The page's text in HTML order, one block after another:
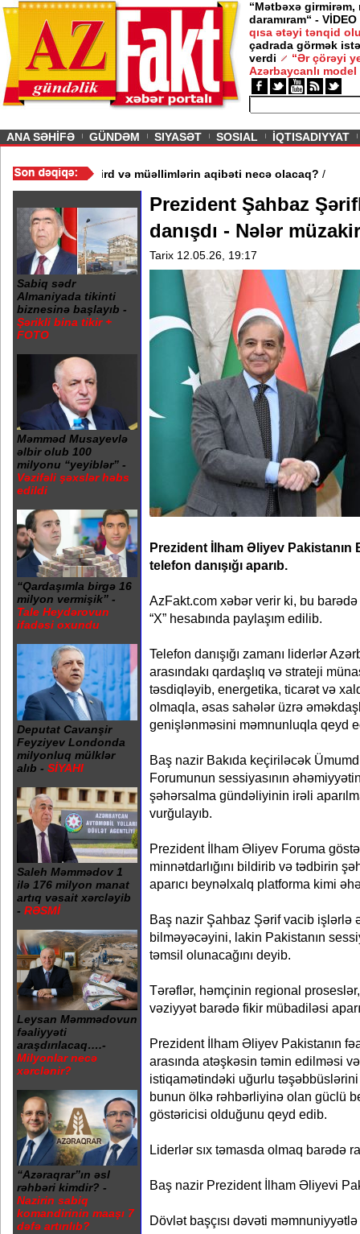
“Mətbəxə girmirəm,
daramıram“ - VİDEO
qısa ətəyi tənqid
çadrada görmək
verdi
“Ər çörəyi
Azərbaycanlı model
ANA SƏHİFƏ GÜNDƏM SIYASƏT SOSIAL İQTISADIYYAT
3 məktəb bağlandı - Şagird və müəllimlərin aqibəti necə olacaq?
Sabiq sədr
Almaniyada tikinti
biznesinə başlayıb -
Şərikli bina tikir +
FOTO
Məmməd Musayevlə
əlbir olub 100
milyonu “yeyiblər” -
Vəzifəli şəxslər həbs
edildi
“Qardaşımla birgə 16
milyon vermişik” -
Tale Heydərovun
ifadəsi oxundu
Deputat Cavanşir
Feyziyev Londonda
milyonluq mülklər
alıb - SİYAHI
Saleh Məmmədov 1
ilə 176 milyon manat
artıq vəsait xərcləyib
- RƏSMİ
Leysan Məmmədovun
fəaliyyəti
araşdırılacaq….-
Milyonlar necə
xərclənir?
“Azəraqrar”ın əsl
rəhbəri kimdir? -
Nazirin sabiq
komandirinin maaşı 7
dəfə artırılıb?
Prezident Şahbaz
danışdı - Nələr
Tarix 12.05.26, 19:17
Prezident İlham Əliyev Pakistanın
telefon danışığı aparıb.
AzFakt.com xəbər verir ki, bu
“X” hesabında paylaşım edilib.
Telefon danışığı zamanı liderlər
arasındakı qardaşlıq və strateji
təsdiqləyib, energetika, ticarət və
olmaqla, əsas sahələr üzrə
genişlənməsini məmnunluqla qeyd
Baş nazir Bakıda keçiriləcək
Forumunun sessiyasının
şəhərsalma gündəliyinin irəli
vurğulayıb.
Prezident İlham Əliyev Foruma
minnətdarlığını bildirib və tədbirin
aparıcı beynəlxalq platforma kimi
Baş nazir Şahbaz Şərif vacib işlərlə
bilməyəcəyini, lakin Pakistanın
təmsil olunacağını deyib.
Tərəflər, həmçinin regional
vəziyyət barədə fikir mübadiləsi
Prezident İlham Əliyev Pakistanın
arasında atəşkəsin təmin edilməsi
istiqamətindəki uğurlu
bunun ölkə rəhbərliyinə olan güclü
göstəricisi olduğunu qeyd edib.
Liderlər sıx təmasda olmaq barədə
Baş nazir Prezident İlham Əliyevi
Dövlət başçısı dəvəti